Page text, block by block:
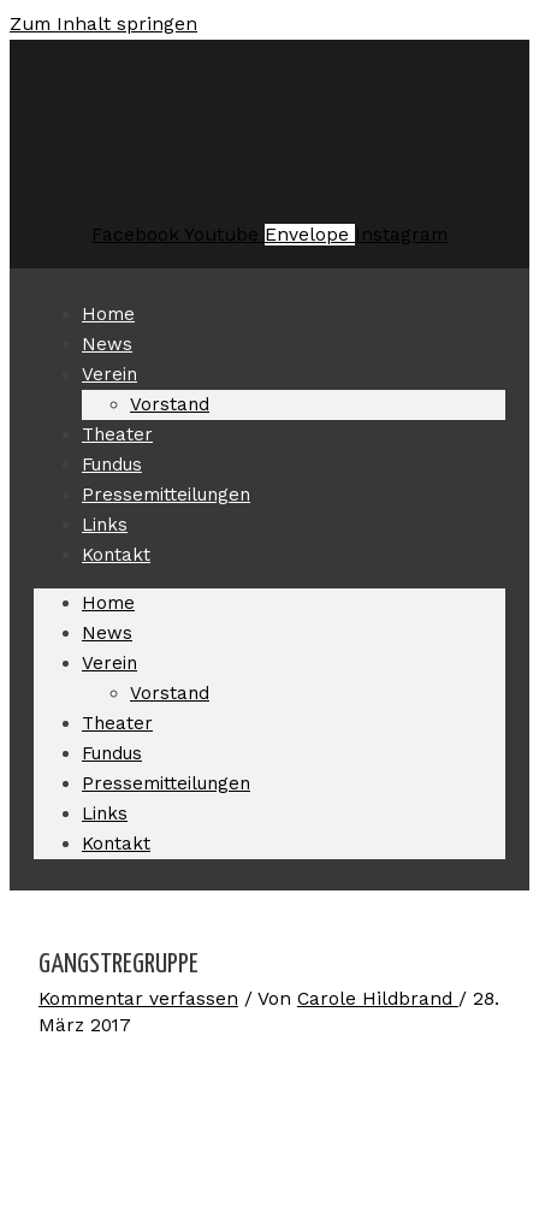
Zum Inhalt springen
Facebook Youtube Envelope Instagram
Home
News
Verein
Vorstand
Theater
Fundus
Pressemitteilungen
Links
Kontakt
Home
News
Verein
Vorstand
Theater
Fundus
Pressemitteilungen
Links
Kontakt
GANGSTREGRUPPE
Kommentar verfassen / Von Carole Hildbrand / 28.
März 2017